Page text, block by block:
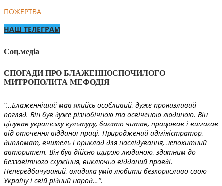
ПОЖЕРТВА
НАШ ТЕЛЕГРАМ
Соц.медіа
СПОГАДИ ПРО БЛАЖЕННОСПОЧИЛОГО
МИТРОПОЛИТА МЕФОДІЯ
“…Блаженніший мав якийсь особливий, дуже пронизливий
погляд. Він був дуже різнобічною та освіченою людиною. Він
цінував українську культуру, багато читав, працював і вимагав
від оточення відданої праці. Природжений адміністратор,
дипломат, вчитель і приклад для наслідування, непохитний
авторитет. Він був дійсно щирою людиною, здатним до
беззавітного служіння, виключно відданий правді.
Непередбачуваний, владика умів любити безкорисливо свою
Україну і свій рідний народ…”.